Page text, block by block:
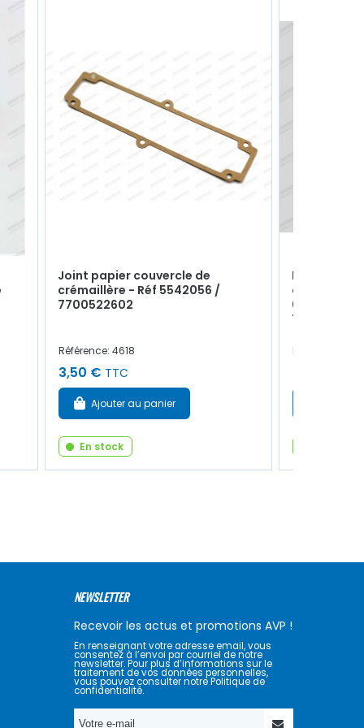
Joint papier couvercle de
crémaillère - Réf 5542056 /
7700522602
Référence: 4618
3,50 € TTC
Ajouter au panier
En stock
Kit de x2
cache
Référence:
NEWSLETTER
Recevoir les actus et promotions AVP !
En renseignant votre adresse email, vous
consentez à l’envoi par courriel de notre
newsletter. Pour plus d’informations sur le
traitement de vos données personnelles,
vous pouvez consulter notre Politique de
confidentialité.